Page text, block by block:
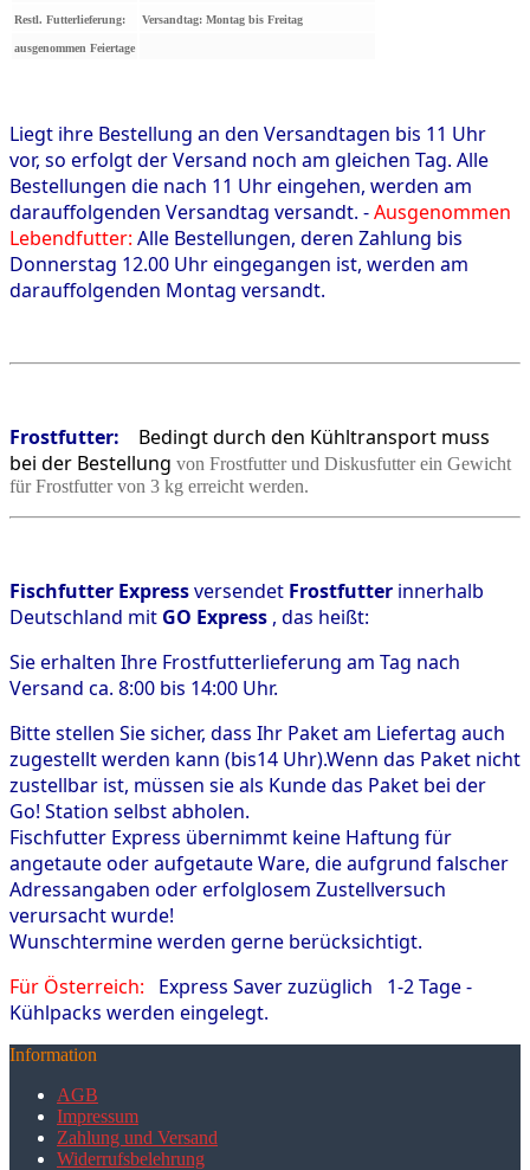
Restl. Futterlieferung: Versandtag: Montag bis Freitag
ausgenommen Feiertage
Liegt ihre Bestellung an den Versandtagen bis 11 Uhr
vor, so erfolgt der Versand noch am gleichen Tag. Alle
Bestellungen die nach 11 Uhr eingehen, werden am
darauffolgenden Versandtag versandt. -Ausgenommen
Lebendfutter: Alle Bestellungen, deren Zahlung bis
Donnerstag 12.00 Uhr eingegangen ist, werden am
darauffolgenden Montag versandt.
Frostfutter: Bedingt durch den Kühltransport muss
bei der Bestellung von Frostfutter und Diskusfutter ein Gewicht
für Frostfutter von 3 kg erreicht werden.
Fischfutter Expressversendet Frostfutter innerhalb
Deutschland mit GO Express , das heißt:
Sie erhalten Ihre Frostfutterlieferung am Tag nach
Versand ca. 8:00 bis 14:00 Uhr.
Bitte stellen Sie sicher, dass Ihr Paket am Liefertag auch
zugestellt werden kann (bis14 Uhr).Wenn das Paket nicht
zustellbar ist, müssen sie als Kunde das Paket bei der
Go! Station selbst abholen.
Fischfutter Express übernimmt keine Haftung für
angetaute oder aufgetaute Ware, die aufgrund falscher
Adressangaben oder erfolglosem Zustellversuch
verursacht wurde!
Wunschtermine werden gerne berücksichtigt.
Für Österreich: Express Saver zuzüglich 1-2 Tage -
Kühlpacks werden eingelegt.
Information
AGB
Impressum
Zahlung und Versand
Widerrufsbelehrung